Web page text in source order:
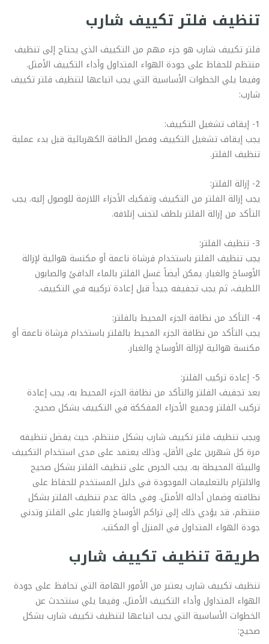
تنظيف فلتر تكييف شارب
فلتر تكييف شارب هو جزء مهم من التكييف الذي يحتاج إلى تنظيف
منتظم للحفاظ على جودة الهواء المتداول وأداء التكييف الأمثل.
وفيما يلي الخطوات الأساسية التي يجب اتباعها لتنظيف فلتر تكييف
شارب:
1- إيقاف تشغيل التكييف:
يجب إيقاف تشغيل التكييف وفصل الطاقة الكهربائية قبل بدء عملية
تنظيف الفلتر.
2- إزالة الفلتر:
يجب إزالة الفلتر من التكييف وتفكيك الأجزاء اللازمة للوصول إليه. يجب
التأكد من إزالة الفلتر بلطف لتجنب إتلافه.
3- تنظيف الفلتر:
يجب تنظيف الفلتر باستخدام فرشاة ناعمة أو مكنسة هوائية لإزالة
الأوساخ والغبار. يمكن أيضاً غسل الفلتر بالماء الدافئ والصابون
اللطيف، ثم يجب تجفيفه جيداً قبل إعادة تركيبه في التكييف.
4- التأكد من نظافة الجزء المحيط بالفلتر:
يجب التأكد من نظافة الجزء المحيط بالفلتر باستخدام فرشاة ناعمة أو
مكنسة هوائية لإزالة الأوساخ والغبار.
5- إعادة تركيب الفلتر:
بعد تجفيف الفلتر والتأكد من نظافة الجزء المحيط به، يجب إعادة
تركيب الفلتر وجميع الأجزاء المفككة في التكييف بشكل صحيح.
ويجب تنظيف فلتر تكييف شارب بشكل منتظم، حيث يفضل تنظيفه
مرة كل شهرين على الأقل، وذلك يعتمد على مدى استخدام التكييف
والبيئة المحيطة به. يجب الحرص على تنظيف الفلتر بشكل صحيح
والالتزام بالتعليمات الموجودة في دليل المستخدم للحفاظ على
نظافته وضمان أدائه الأمثل. وفي حالة عدم تنظيف الفلتر بشكل
منتظم، قد يؤدي ذلك إلى تراكم الأوساخ والغبار على الفلتر وتدني
جودة الهواء المتداول في المنزل أو المكتب.
طريقة تنظيف تكييف شارب
تنظيف تكييف شارب يعتبر من الأمور الهامة التي تحافظ على جودة
الهواء المتداول وأداء التكييف الأمثل، وفيما يلي سنتحدث عن
الخطوات الأساسية التي يجب اتباعها لتنظيف تكييف شارب بشكل
صحيح: